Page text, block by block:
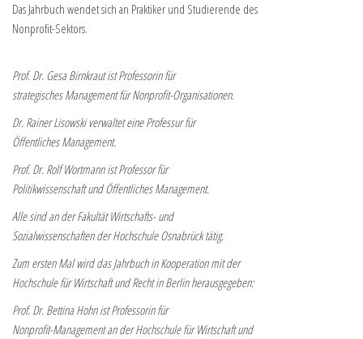
Das Jahrbuch wendet sich an Praktiker und Studierende des
Nonprofit-Sektors.
Prof. Dr. Gesa Birnkraut ist Professorin für
strategisches Management für Nonprofit-Organisationen.
Dr. Rainer Lisowski verwaltet eine Professur für
Öffentliches Management.
Prof. Dr. Rolf Wortmann ist Professor für
Politikwissenschaft und Öffentliches Management.
Alle sind an der Fakultät Wirtschafts- und
Sozialwissenschaften der Hochschule Osnabrück tätig.
Zum ersten Mal wird das Jahrbuch in Kooperation mit der
Hochschule für Wirtschaft und Recht in Berlin herausgegeben:
Prof. Dr. Bettina Hohn ist Professorin für
Nonprofit-Management an der Hochschule für Wirtschaft und